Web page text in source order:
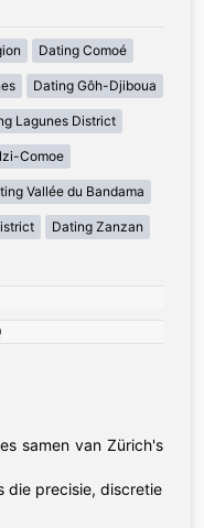
Dating Comoé
Dating Gôh-Djiboua
Lagunes District
Comoe
Vallée du Bandama
Dating Zanzan
samen van Zürich's
die precisie, discretie